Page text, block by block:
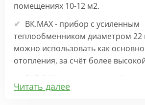
помещениях 10-12 м2.
ВК.МАХ - прибор с усиленным
теплообменником диаметром
можно использовать как
отопления, за счёт более
ВКВ 24V – внутрипольный
отопления с вентилятором на 24В
Читать далее